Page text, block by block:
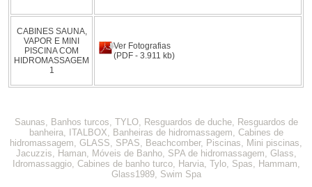
CABINES SAUNA,
VAPOR E MINI
PISCINA COM
HIDROMASSAGEM
1
Ver Fotografias
(PDF - 3.911 kb)
Saunas, Banhos turcos, TYLO, Resguardos de duche, Resguardos de
banheira, ITALBOX, Banheiras de hidromassagem, Cabines de
hidromassagem, GLASS, SPAS, Beachcomber, Piscinas, Mini piscinas,
Jacuzzis, Haman, Móveis de Banho, SPA de hidromassagem, Glass,
Idromassaggio, Cabines de banho turco, Harvia, Tylo, Spas, Hammam,
Glass1989, Swim Spa